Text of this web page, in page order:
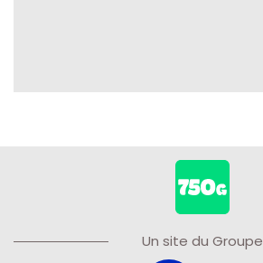
Un site du Groupe